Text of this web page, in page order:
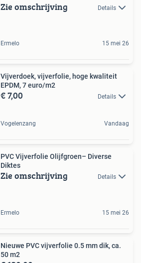
Zie omschrijving Details
Ermelo 15 mei 26
Vijverdoek, vijverfolie, hoge kwaliteit
EPDM, 7 euro/m2
€ 7,00 Details
Vogelenzang Vandaag
PVC Vijverfolie Olijfgroen– Diverse
Diktes
Zie omschrijving Details
Ermelo 15 mei 26
Nieuwe PVC vijverfolie 0.5 mm dik, ca.
50 m2